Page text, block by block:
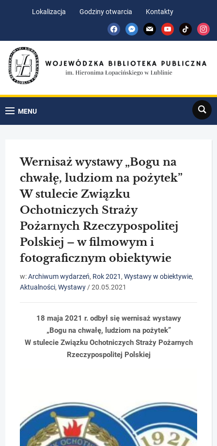
Lokalizacja Godziny otwarcia
Kontakty
facebookmessenger
mail youtubetiktok
MENU
Search
Wernisaż wystawy „Bogu na
chwałę, ludziom na pożytek”
W stulecie Związku
Ochotniczych Straży
Pożarnych Rzeczypospolitej
Polskiej – w filmowym i
fotograficznym obiektywie
w:Archiwum wydarzeń, Rok 2021 ,Wystawy w obiektywie,
Aktualności,Wystawy /20.05.2021
18 maja 2021 r. odbył się wernisaż wystawy
„Bogu na chwałę, ludziom na pożytek”
W stulecie Związku Ochotniczych Straży Pożarnych
Rzeczypospolitej Polskiej